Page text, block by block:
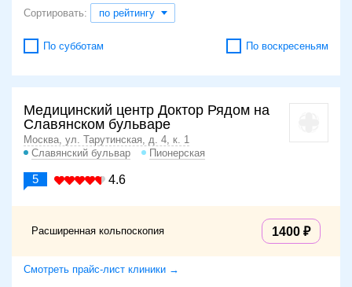
Сортировать: по рейтингу
По субботам По воскресеньям
Медицинский центр Доктор Рядом на
Славянском бульваре
Москва, ул. Тарутинская, д. 4, к. 1
Славянский бульвар
Пионерская
5 4.6
Расширенная кольпоскопия 1400
Смотреть прайс-лист клиники →